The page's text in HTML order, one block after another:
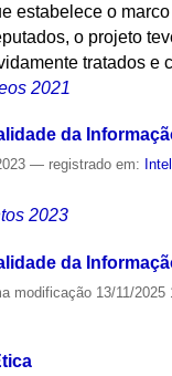
estabelece o
o projeto
tratados e
2021
da
— registrado em:
2023
da
modificação 13/11/